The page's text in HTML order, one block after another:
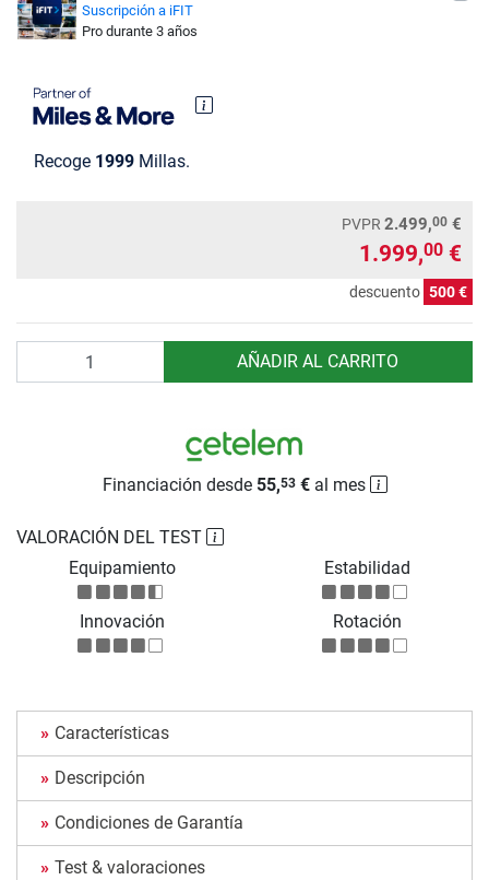
Suscripción a iFIT
Pro durante 3 años
Recoge 1999 Millas.
PVPR 2.499,00 €
1.999,00 €
descuento 500 €
AÑADIR AL CARRITO
VALORACIÓN DEL TEST
Equipamiento
Estabilidad
Innovación Rotación
Financiación desde 55,53€al mes
Características
Descripción
Condiciones de Garantía
Test & valoraciones